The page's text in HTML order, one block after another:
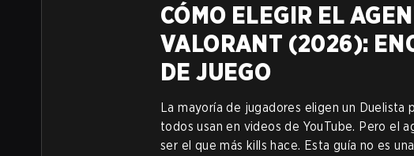
CÓMO ELEGIR EL
VALORANT (2026):
DE JUEGO
La mayoría de jugadores eligen un
todos usan en videos de YouTube. Pero el
ser el que más kills hace. Esta guía no es